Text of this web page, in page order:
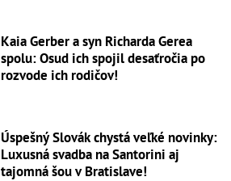
Kaia Gerber a syn Richarda Gerea
spolu: Osud ich spojil desaťročia po
rozvode ich rodičov!
Úspešný Slovák chystá veľké novinky:
Luxusná svadba na Santorini aj
tajomná šou v Bratislave!